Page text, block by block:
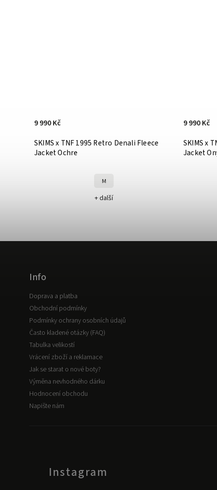
SKIMS x TNF 1995 Retro Denali Fleece
Jacket Ochre
9 990 Kč
M
+ další
SKIMS x
Jacket
9 990 Kč
Instagram
Info
Doprava a platba
Obchodní podmínky
Podmínky ochrany osobních údajů
Často kladené otázky (FAQ)
Tabulka velikostí
Vrácení zboží a reklamace
Jak se starat o nové boty?
Výměna nevhodného dárku
Hodnocení obchodu
Napište nám